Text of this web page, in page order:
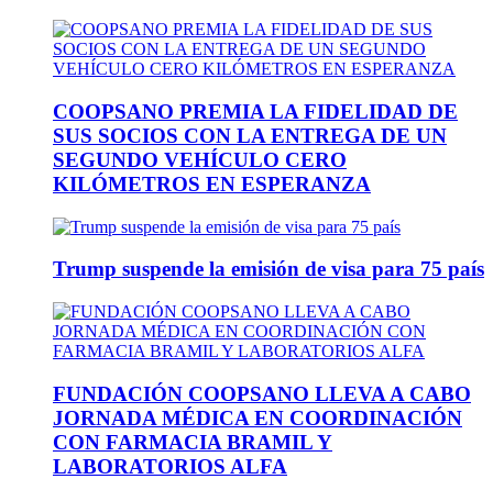
COOPSANO PREMIA LA FIDELIDAD DE
SUS SOCIOS CON LA ENTREGA DE UN
SEGUNDO VEHÍCULO CERO
KILÓMETROS EN ESPERANZA
Trump suspende la emisión de visa para 75 país
FUNDACIÓN COOPSANO LLEVA A CABO
JORNADA MÉDICA EN COORDINACIÓN
CON FARMACIA BRAMIL Y
LABORATORIOS ALFA